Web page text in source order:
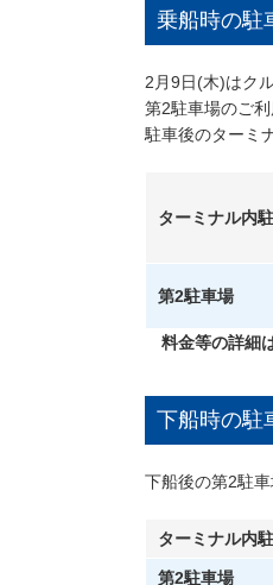
乗船時の駐
2月9日(木)はク
第2駐車場のご利
駐車後のターミ
ターミナル内
第2駐車場
料金等の詳細
下船時の駐
下船後の第2駐
ターミナル内
第2駐車場